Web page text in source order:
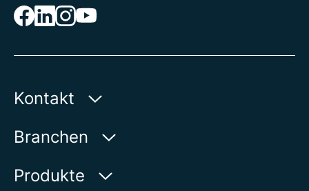
Kontakt
AUMA Riester
Aumastraße 1
Branchen
Wasser
Produkte